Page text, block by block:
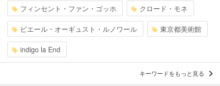
フィンセント・ファン・ゴッホ クロード・モネ
ピエール・オーギュスト・ルノワール 東京都美術館
indigo la End
キーワードをもっと見る